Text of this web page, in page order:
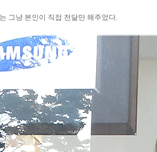
그냥 본인이 직접 전달만 해주었다.